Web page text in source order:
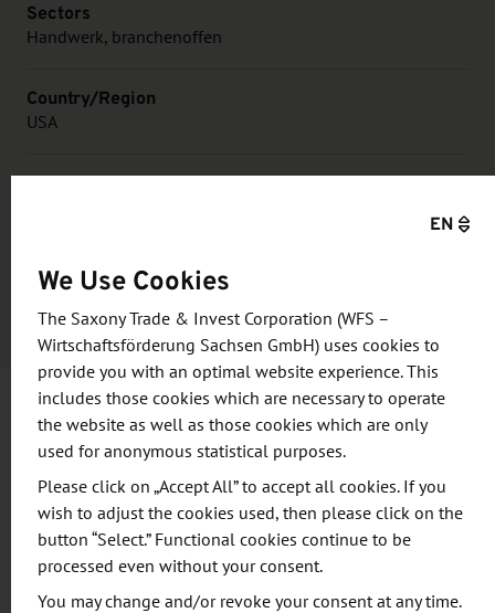
Sectors
Handwerk, branchenoffen
Country/Region
USA
Organizer
Price
kostenfrei
Information and objective
Der facettenreiche US-Markt stellt kleine und
mittelständische Handwerksunternehmen oft vor
große Herausforderungen. Um Ihnen Orientierung
zu geben, erfahren Sie von Experten der Germany
EN
We Use Cookies
The Saxony Trade & Invest Corporation (WFS –
Wirtschaftsförderung Sachsen GmbH) uses cookies to
provide you with an optimal website experience. This
includes those cookies which are necessary to operate
the website as well as those cookies which are only
used for anonymous statistical purposes.
Please click on „Accept All” to accept all cookies. If you
wish to adjust the cookies used, then please click on the
button “Select.” Functional cookies continue to be
processed even without your consent.
You may change and/or revoke your consent at any time.